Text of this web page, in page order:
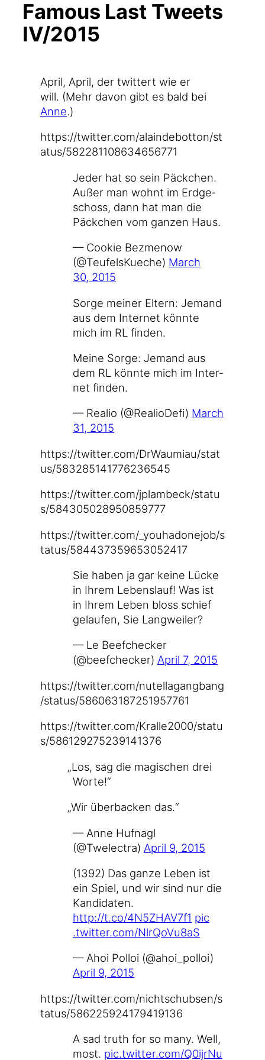
Famous Last Tweets
IV/2015
April, April, der twit­tert wie er
will. (Mehr davon gibt es bald bei
Anne.)
https://​twit​ter​.com/​a​l​a​i​n​d​e​b​o​t​t​o​n​/​s​t​
a​t​u​s​/​5​8​2​2​8​1​1​0​8​6​3​4​6​5​6​771
Jeder hat so sein Päck­chen.
Außer man wohnt im Erd­ge­
schoss, dann hat man die
Päck­chen vom gan­zen Haus.
— Coo­kie Bez­me­now
(@TeufelsKueche) March
30, 2015
Sor­ge mei­ner Eltern: Jemand
aus dem Inter­net könn­te
mich im RL finden.
Mei­ne Sor­ge: Jemand aus
dem RL könn­te mich im Inter­
net finden.
— Rea­lio (@RealioDefi) March
31, 2015
https://​twit​ter​.com/​D​r​W​a​u​m​i​a​u​/​s​t​a​t​
u​s​/​5​8​3​2​8​5​1​4​1​7​7​6​2​3​6​545
https://​twit​ter​.com/​j​p​l​a​m​b​e​c​k​/​s​t​a​t​u​
s​/​5​8​4​3​0​5​0​2​8​9​5​0​8​5​9​777
https://​twit​ter​.com/​_​y​o​u​h​a​d​o​n​e​j​o​b​/​s​
t​a​t​u​s​/​5​8​4​4​3​7​3​5​9​6​5​3​0​5​2​417
Sie haben ja gar kei­ne Lücke
in Ihrem Lebens­lauf! Was ist
in Ihrem Leben bloss schief
gelau­fen, Sie Langweiler?
— Le Beef­che­cker
(@beefchecker) April 7, 2015
https://​twit​ter​.com/​n​u​t​e​l​l​a​g​a​n​g​b​a​n​g​
/​s​t​a​t​u​s​/​5​8​6​0​6​3​1​8​7​2​5​1​9​5​7​761
https://​twit​ter​.com/​K​r​a​l​l​e​2​0​0​0​/​s​t​a​t​u​
s​/​5​8​6​1​2​9​2​7​5​2​3​9​1​4​1​376
„Los, sag die magi­schen drei
Worte!“
„Wir über­ba­cken das.“
— Anne Huf­nagl
(@Twelectra) April 9, 2015
(1392) Das gan­ze Leben ist
ein Spiel, und wir sind nur die
Kan­di­da­ten.
http://t.co/4N5ZHAV7f1 pic​
.twit​ter​.com/​N​l​r​Q​o​V​u​8aS
— Ahoi Pol­loi (@ahoi_polloi)
April 9, 2015
https://​twit​ter​.com/​n​i​c​h​t​s​c​h​u​b​s​e​n​/​s​
t​a​t​u​s​/​5​8​6​2​2​5​9​2​4​1​7​9​4​1​9​136
A sad truth for so many. Well,
most. pic​.twit​ter​.com/​Q​0​i​j​r​N​u​